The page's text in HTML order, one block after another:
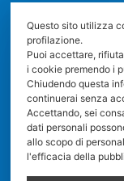
Ufficio
dal
Questo sito utilizza
profilazione.
Puoi accettare,
i cookie premendo i
Chiudendo questa
continuerai senza
Accettando, sei
dati personali
allo scopo di
l'efficacia della